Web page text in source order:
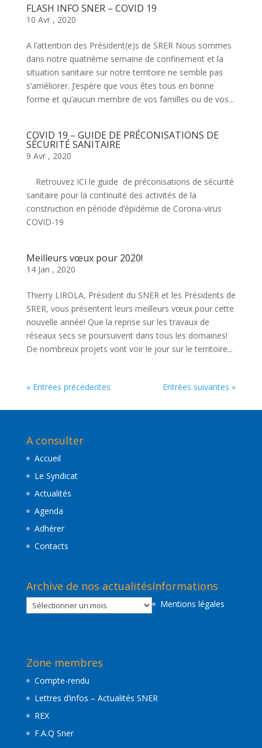
FLASH INFO SNER – COVID 19
10 Avr , 2020
A l’attention des Président(e)s de SRER Nous sommes
dans notre quatrième semaine de confinement et la
situation sanitaire sur notre territoire ne semble pas
s’améliorer. J’espère que vous êtes tous en bonne
forme et qu’aucun membre de vos familles ou de vos...
COVID 19 – GUIDE DE PRÉCONISATIONS DE
SÉCURITÉ SANITAIRE
9 Avr , 2020
Retrouvez ICI le guide de préconisations de sécurité
sanitaire pour la continuité des activités de la
construction en période d’épidémie de Corona-virus
COVID-19
Meilleurs vœux pour 2020!
14 Jan , 2020
Thierry LIROLA, Président du SNER et les Présidents de
SRER, vous présentent leurs meilleurs vœux pour cette
nouvelle année! Que la reprise sur les travaux de
réseaux secs se poursuivent dans tous les domaines!
De nombreux projets vont voir le jour sur le territoire...
« Entrées précédentes Entrées suivantes »
A consulter
Accueil
Le Syndicat
Actualités
Agenda
Adhérer
Contacts
Archive de nos actualités
Archive
de
Informations
Mentions légales
Zone membres
Compte-rendu
Lettres d’infos – Actualités SNER
REX
F.A.Q Sner